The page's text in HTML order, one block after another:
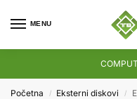
MENU
Početna / Eksterni diskovi /